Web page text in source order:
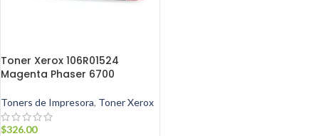
Toner Xerox 106R01524
Magenta Phaser 6700
Toners de Impresora, Toner Xerox
$326.00